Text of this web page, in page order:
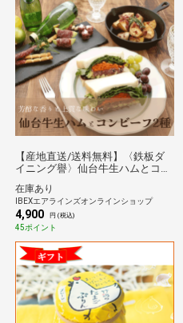
【産地直送/送料無料】〈鉄板ダ
イニング譽〉仙台牛生ハムとコン
在庫あり
IBEXエアラインズオンラインショップ
4,900 円 (税込)
45ポイント